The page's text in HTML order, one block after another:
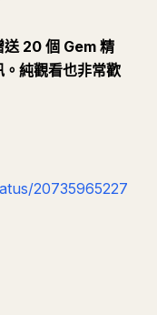
送 20 個 Gem 精
純觀看也非常歡
20735965227